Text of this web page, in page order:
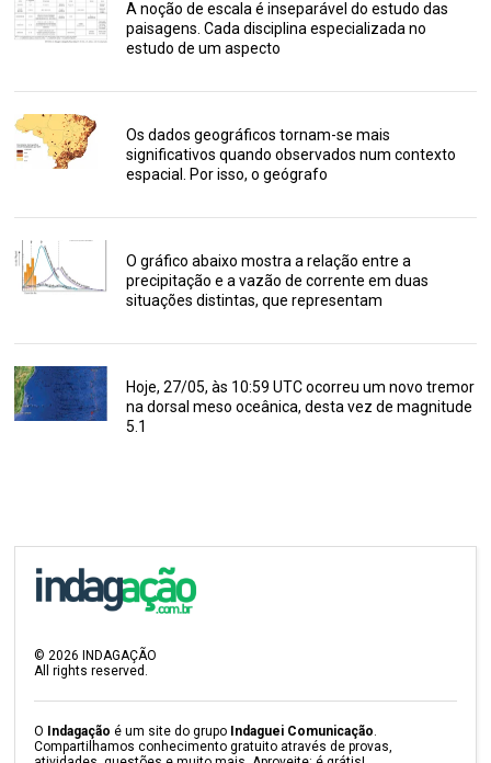
A noção de escala é inseparável do estudo das
paisagens. Cada disciplina especializada no
estudo de um aspecto
Os dados geográficos tornam-se mais
significativos quando observados num contexto
espacial. Por isso, o geógrafo
O gráfico abaixo mostra a relação entre a
precipitação e a vazão de corrente em duas
situações distintas, que representam
Hoje, 27/05, às 10:59 UTC ocorreu um novo tremor
na dorsal meso oceânica, desta vez de magnitude
5.1
©2026 INDAGAÇÃO
All rights reserved.
O Indagação é um site do grupo Indaguei Comunicação.
Compartilhamos conhecimento gratuito através de provas,